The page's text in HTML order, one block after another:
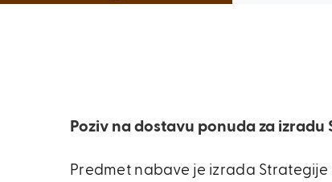
Poziv na dostavu ponuda za
Predmet nabave je izrada